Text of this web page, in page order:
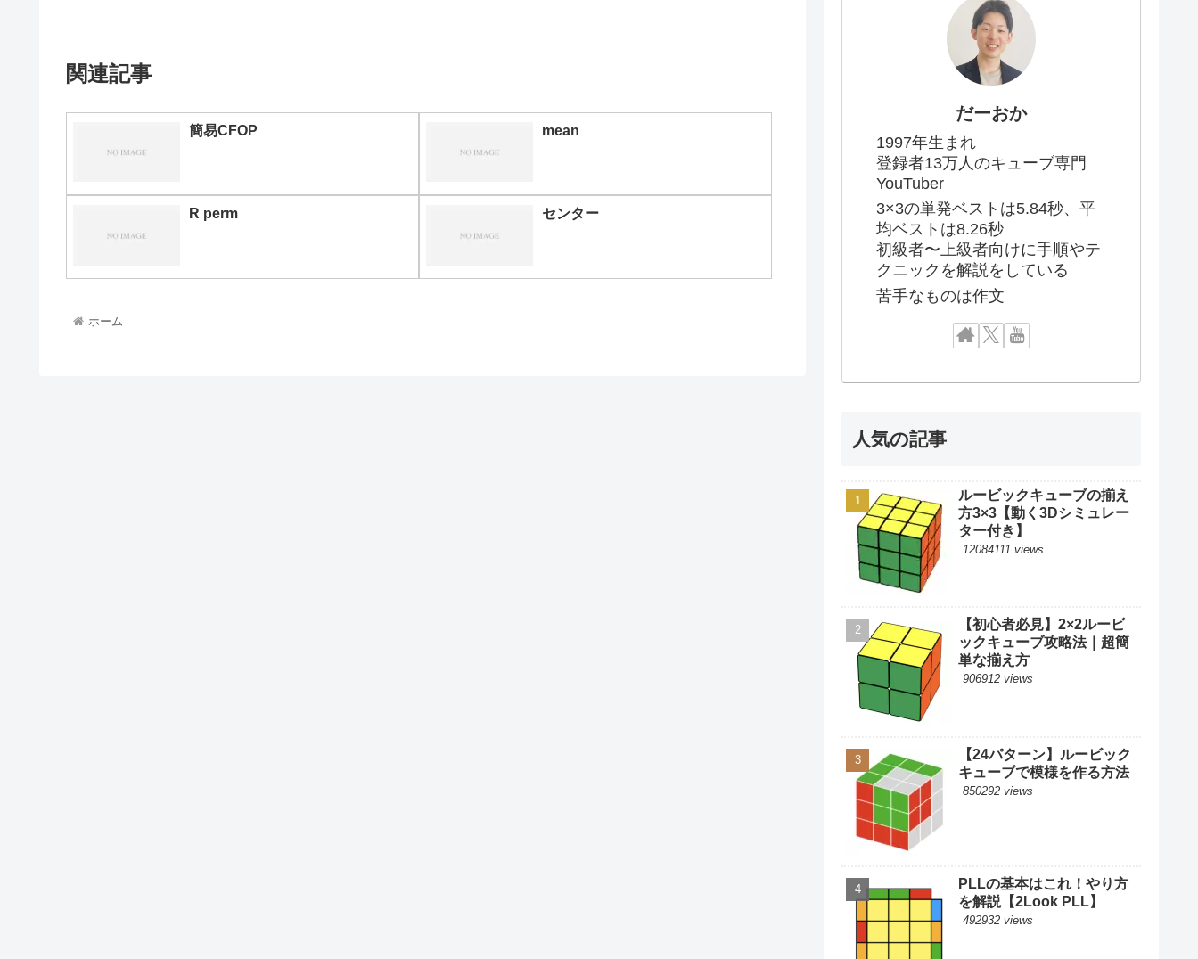
関連記事
簡易CFOP mean
R perm センター
ホーム
だーおか
1997年生まれ
登録者13万人のキューブ専門
YouTuber
3×3の単発ベストは5.84秒、平
均ベストは8.26秒
初級者〜上級者向けに手順やテ
クニックを解説をしている
苦手なものは作文
人気の記事
ルービックキューブの揃え
方3×3【動く3Dシミュレー
ター付き】
12084111 views
【初心者必見】2×2ルービ
ックキューブ攻略法｜超簡
単な揃え方
906912 views
【24パターン】ルービック
キューブで模様を作る方法
850292 views
PLLの基本はこれ！やり方
を解説【2Look PLL】
492932 views